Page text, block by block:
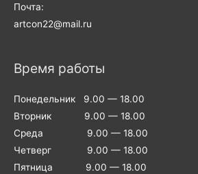
Почта:
artcon22@mail.ru
Время работы
Понедельник 9.00 — 18.00
Вторник 9.00 — 18.00
Среда 9.00 — 18.00
Четверг 9.00 — 18.00
Пятница 9.00 — 18.00